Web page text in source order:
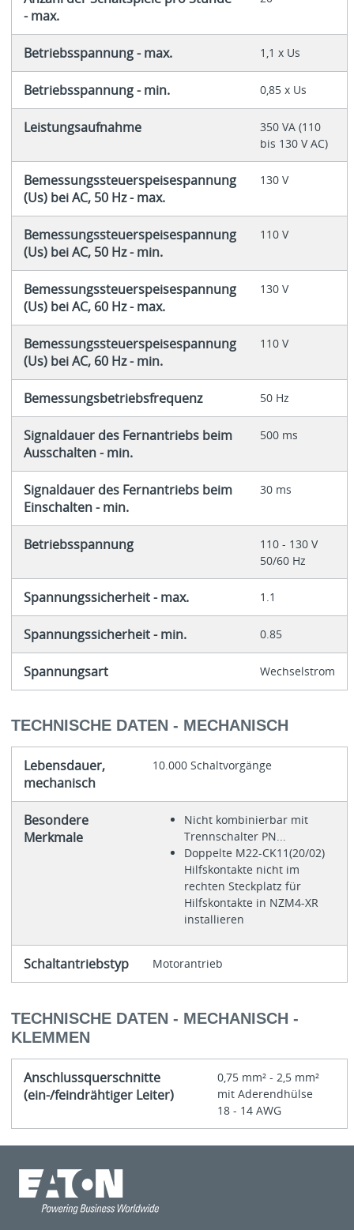
- max.
Betriebsspannung - max. 1,1 x Us
Betriebsspannung - min. 0,85 x Us
Leistungsaufnahme
350 VA (110
bis 130 V AC)
Bemessungssteuerspeisespannung
(Us) bei AC, 50 Hz - max.
130 V
Bemessungssteuerspeisespannung
(Us) bei AC, 50 Hz - min.
110 V
Bemessungssteuerspeisespannung
(Us) bei AC, 60 Hz - max.
130 V
Bemessungssteuerspeisespannung
(Us) bei AC, 60 Hz - min.
110 V
Bemessungsbetriebsfrequenz 50 Hz
Signaldauer des Fernantriebs beim
Ausschalten - min.
500 ms
Signaldauer des Fernantriebs beim
Einschalten - min.
30 ms
Betriebsspannung
110 - 130 V
50/60 Hz
Spannungssicherheit - max. 1.1
Spannungssicherheit - min. 0.85
Spannungsart Wechselstrom
TECHNISCHE DATEN - MECHANISCH
Lebensdauer,
mechanisch
10.000 Schaltvorgänge
Besondere
Merkmale
Nicht kombinierbar mit
Trennschalter PN...
Doppelte M22-CK11(20/02)
Hilfskontakte nicht im
rechten Steckplatz für
Hilfskontakte in NZM4-XR
installieren
Schaltantriebstyp Motorantrieb
TECHNISCHE DATEN - MECHANISCH -
KLEMMEN
Anschlussquerschnitte
(ein-/feindrähtiger Leiter)
0,75 mm² - 2,5 mm²
mit Aderendhülse
18 - 14 AWG